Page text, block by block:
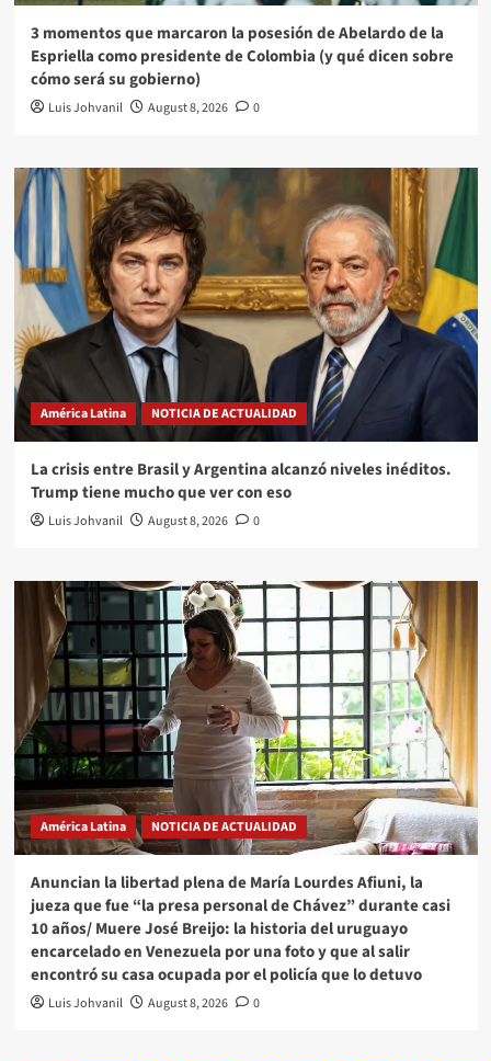
3 momentos que marcaron la posesión de Abelardo de la
Espriella como presidente de Colombia (y qué dicen sobre
cómo será su gobierno)
Luis Johvanil August 8, 2026 0
América Latina NOTICIA DE ACTUALIDAD
La crisis entre Brasil y Argentina alcanzó niveles inéditos.
Trump tiene mucho que ver con eso
Luis Johvanil August 8, 2026 0
América Latina NOTICIA DE ACTUALIDAD
Anuncian la libertad plena de María Lourdes Afiuni, la
jueza que fue “la presa personal de Chávez” durante casi
10 años/ Muere José Breijo: la historia del uruguayo
encarcelado en Venezuela por una foto y que al salir
encontró su casa ocupada por el policía que lo detuvo
Luis Johvanil August 8, 2026 0